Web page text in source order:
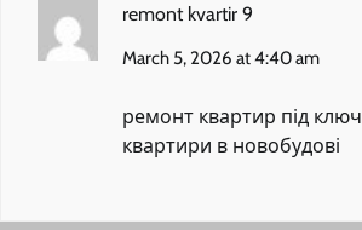
remont kvartir 9
March 5, 2026 at 4:40 am
ремонт квартир під ключ
квартири в новобудові